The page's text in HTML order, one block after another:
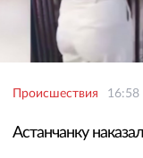
Происшествия 16:58
Астанчанку